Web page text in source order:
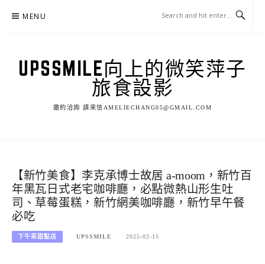
MENU
UPSSMILE向上的微笑萍子
旅食設影
邀約洽詢 請來信AMELIECHANG05@GMAIL.COM
【新竹美食】李克承博士故居 a-moom，新竹百
年黑瓦日式老宅咖啡廳，必點微熱山形生吐
司、草莓蛋糕，新竹網美咖啡廳，新竹早午餐
必吃
下午茶甜點店 UPSSMILE 2025-02-15